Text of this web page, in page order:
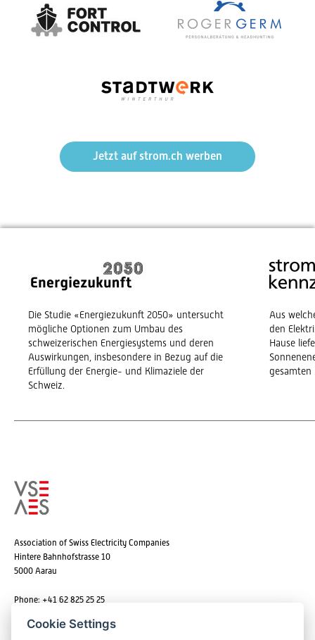
Jetzt auf strom.ch werben
Die Studie «Energiezukunft 2050» untersucht
mögliche Optionen zum Umbau des
schweizerischen Energiesystems und deren
Auswirkungen, insbesondere in Bezug auf die
Erfüllung der Energie- und Klimaziele der
Schweiz.
Aus
den
Hause
gesamten
Association of Swiss Electricity Companies
Hintere Bahnhofstrasse 10
5000 Aarau
Phone: +41 62 825 25 25
Cookie Settings